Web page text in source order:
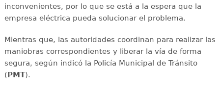
inconvenientes, por lo que se está a la espera que la
empresa eléctrica pueda solucionar el problema.
Mientras que, las autoridades coordinan para realizar las
maniobras correspondientes y liberar la vía de forma
segura, según indicó la Policía Municipal de Tránsito
(PMT).